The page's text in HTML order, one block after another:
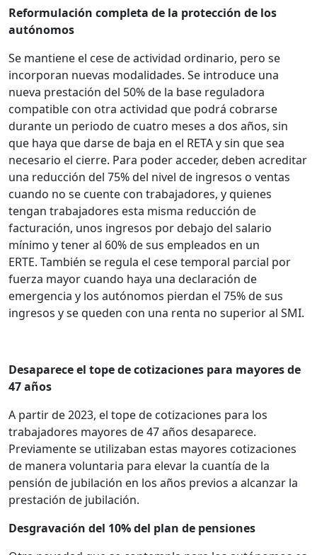
Reformulación completa de la protección de los
autónomos
Se mantiene el cese de actividad ordinario, pero se
incorporan nuevas modalidades. Se introduce una
nueva prestación del 50% de la base reguladora
compatible con otra actividad que podrá cobrarse
durante un periodo de cuatro meses a dos años, sin
que haya que darse de baja en el RETA y sin que sea
necesario el cierre. Para poder acceder, deben acreditar
una reducción del 75% del nivel de ingresos o ventas
cuando no se cuente con trabajadores, y quienes
tengan trabajadores esta misma reducción de
facturación, unos ingresos por debajo del salario
mínimo y tener al 60% de sus empleados en un
ERTE. También se regula el cese temporal parcial por
fuerza mayor cuando haya una declaración de
emergencia y los autónomos pierdan el 75% de sus
ingresos y se queden con una renta no superior al SMI.
Desaparece el tope de cotizaciones para mayores de
47 años
A partir de 2023, el tope de cotizaciones para los
trabajadores mayores de 47 años desaparece.
Previamente se utilizaban estas mayores cotizaciones
de manera voluntaria para elevar la cuantía de la
pensión de jubilación en los años previos a alcanzar la
prestación de jubilación.
Desgravación del 10% del plan de pensiones